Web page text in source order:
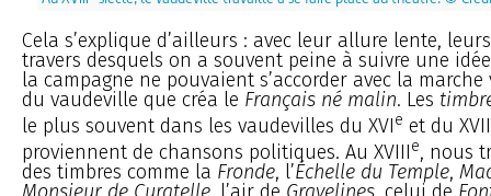
Cela s’explique d’ailleurs : avec leur allure lente,
travers desquels on a souvent peine à suivre une
la campagne ne pouvaient s’accorder avec la
du vaudeville que créa le Français né malin. Les
le plus souvent dans les vaudevilles du XVIe et du XVII
proviennent de chansons politiques. Au XVIIIe, nous
des timbres comme la Fronde, l’Échelle du Temple,